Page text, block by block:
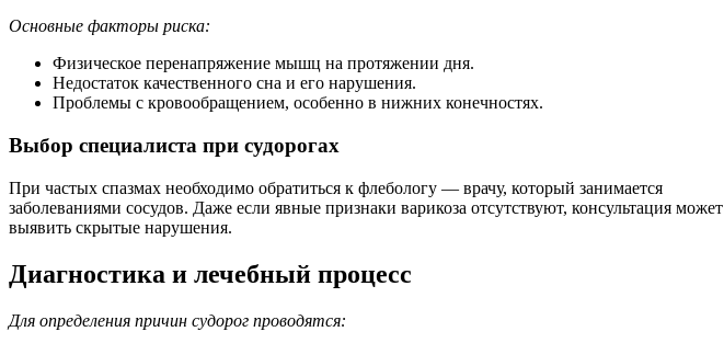
Основные факторы риска:
Физическое перенапряжение мышц на протяжении дня.
Недостаток качественного сна и его нарушения.
Проблемы с кровообращением, особенно в нижних конечностях.
Выбор специалиста при судорогах
При частых спазмах необходимо обратиться к флебологу — врачу, который занимается
заболеваниями сосудов. Даже если явные признаки варикоза отсутствуют, консультация может
выявить скрытые нарушения.
Диагностика и лечебный процесс
Для определения причин судорог проводятся: